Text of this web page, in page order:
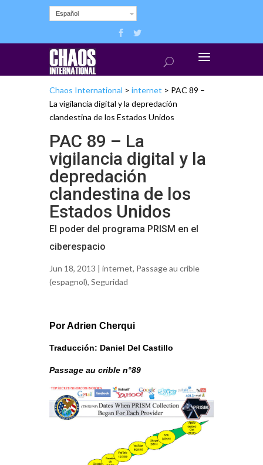
Español
Chaos International > internet > PAC 89 –
La vigilancia digital y la depredación
clandestina de los Estados Unidos
PAC 89 – La
vigilancia digital y la
depredación
clandestina de los
Estados Unidos
El poder del programa PRISM en el
ciberespacio
Jun 18, 2013 | internet, Passage au crible
(espagnol), Seguridad
Por Adrien Cherqui
Traducción: Daniel Del Castillo
Passage au crible n°89